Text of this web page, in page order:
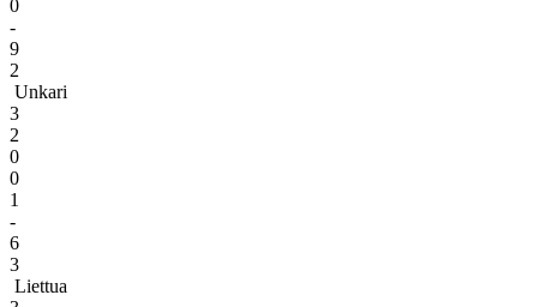
0
-
9
2
Unkari
3
2
0
0
1
-
6
3
Liettua